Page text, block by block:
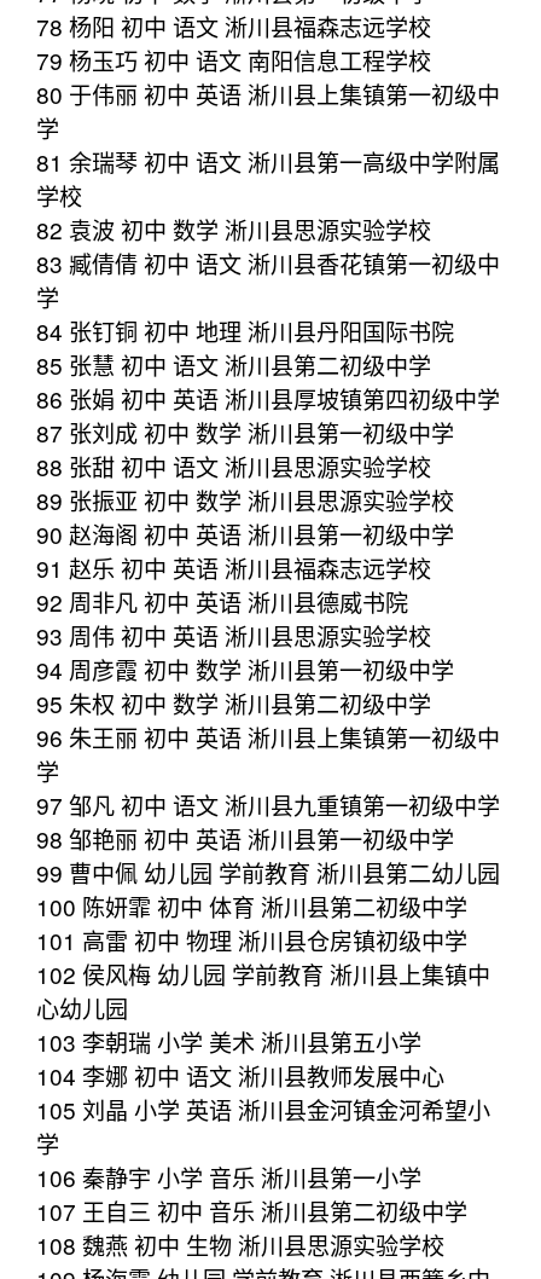
78 杨阳 初中 语文 淅川县福森志远学校
79 杨玉巧 初中 语文 南阳信息工程学校
80 于伟丽 初中 英语 淅川县上集镇第一初级中
学
81 余瑞琴 初中 语文 淅川县第一高级中学附属
学校
82 袁波 初中 数学 淅川县思源实验学校
83 臧倩倩 初中 语文 淅川县香花镇第一初级中
学
84 张钉铜 初中 地理 淅川县丹阳国际书院
85 张慧 初中 语文 淅川县第二初级中学
86 张娟 初中 英语 淅川县厚坡镇第四初级中学
87 张刘成 初中 数学 淅川县第一初级中学
88 张甜 初中 语文 淅川县思源实验学校
89 张振亚 初中 数学 淅川县思源实验学校
90 赵海阁 初中 英语 淅川县第一初级中学
91 赵乐 初中 英语 淅川县福森志远学校
92 周非凡 初中 英语 淅川县德威书院
93 周伟 初中 英语 淅川县思源实验学校
94 周彦霞 初中 数学 淅川县第一初级中学
95 朱权 初中 数学 淅川县第二初级中学
96 朱王丽 初中 英语 淅川县上集镇第一初级中
学
97 邹凡 初中 语文 淅川县九重镇第一初级中学
98 邹艳丽 初中 英语 淅川县第一初级中学
99 曹中佩 幼儿园 学前教育 淅川县第二幼儿园
100 陈妍霏 初中 体育 淅川县第二初级中学
101 高雷 初中 物理 淅川县仓房镇初级中学
102 侯风梅 幼儿园 学前教育 淅川县上集镇中
心幼儿园
103 李朝瑞 小学 美术 淅川县第五小学
104 李娜 初中 语文 淅川县教师发展中心
105 刘晶 小学 英语 淅川县金河镇金河希望小
学
106 秦静宇 小学 音乐 淅川县第一小学
107 王自三 初中 音乐 淅川县第二初级中学
108 魏燕 初中 生物 淅川县思源实验学校